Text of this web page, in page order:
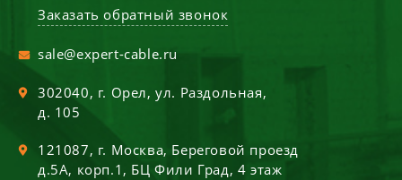
Заказать обратный звонок
sale@expert-cable.ru
302040, г. Орел,ул. Раздольная,
д. 105
121087, г. Москва, Береговой проезд
д.5А, корп.1, БЦ Фили Град, 4 этаж